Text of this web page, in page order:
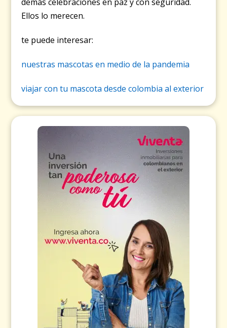
Ellos lo merecen.
te puede interesar:
nuestras mascotas en medio de la pandemia
viajar con tu mascota desde colombia al exterior